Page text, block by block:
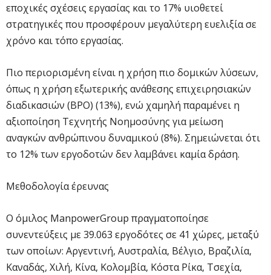
εποχικές σχέσεις εργασίας και το 17% υιοθετεί
στρατηγικές που προσφέρουν μεγαλύτερη ευελιξία σε
χρόνο και τόπο εργασίας.
Πιο περιορισμένη είναι η χρήση πιο δομικών λύσεων,
όπως η χρήση εξωτερικής ανάθεσης επιχειρησιακών
διαδικασιών (BPO) (13%), ενώ χαμηλή παραμένει η
αξιοποίηση Τεχνητής Νοημοσύνης για μείωση
αναγκών ανθρώπινου δυναμικού (8%). Σημειώνεται ότι
το 12% των εργοδοτών δεν λαμβάνει καμία δράση.
Μεθοδολογία έρευνας
Ο όμιλος ManpowerGroup πραγματοποίησε
συνεντεύξεις με 39.063 εργοδότες σε 41 χώρες, μεταξύ
των οποίων: Αργεντινή, Αυστραλία, Βέλγιο, Βραζιλία,
Καναδάς, Χιλή, Κίνα, Κολομβία, Κόστα Ρίκα, Τσεχία,